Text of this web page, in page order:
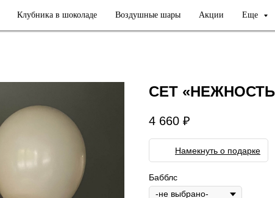
Клубника в шоколаде Воздушные шары Акции Еще
СЕТ
4 660 ₽
Намекнуть о подарке
Бабблс